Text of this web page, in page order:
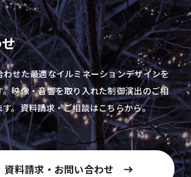
わせた最適なイルミネーションデザインを
。映像・音響を取り入れた制御演出のご相
。資料請求・ご相談はこちらから。
資料請求・お問い合わせ